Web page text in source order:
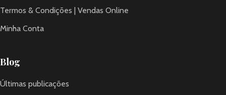
Termos & Condições | Vendas Online
Minha Conta
Blog
Últimas publicações